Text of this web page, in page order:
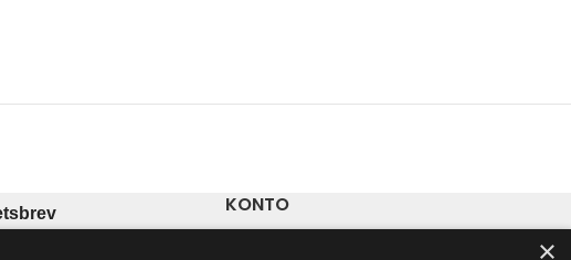
KONTO
×